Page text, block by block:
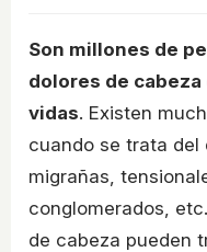
Son millones de
dolores de
vidas. Existen
cuando se trata del
migrañas,
conglomerados,
de cabeza pueden